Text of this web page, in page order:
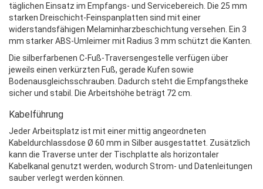
täglichen Einsatz im Empfangs- und Servicebereich. Die 25 mm
starken Dreischicht-Feinspanplatten sind mit einer
widerstandsfähigen Melaminharzbeschichtung versehen. Ein 3
mm starker ABS-Umleimer mit Radius 3 mm schützt die Kanten.
Die silberfarbenen C-Fuß-Traversengestelle verfügen über
jeweils einen verkürzten Fuß, gerade Kufen sowie
Bodenausgleichsschrauben. Dadurch steht die Empfangstheke
sicher und stabil. Die Arbeitshöhe beträgt 72 cm.
Kabelführung
Jeder Arbeitsplatz ist mit einer mittig angeordneten
Kabeldurchlassdose Ø 60 mm in Silber ausgestattet. Zusätzlich
kann die Traverse unter der Tischplatte als horizontaler
Kabelkanal genutzt werden, wodurch Strom- und Datenleitungen
sauber verlegt werden können.